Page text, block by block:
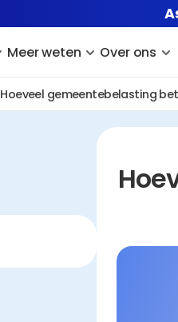
Meer weten Over ons
Hoeveel gemeentebelasting